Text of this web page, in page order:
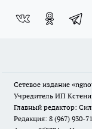
Сетевое издание
Учредитель ИП
Главный редактор:
Редакция: 8 (967) 930-